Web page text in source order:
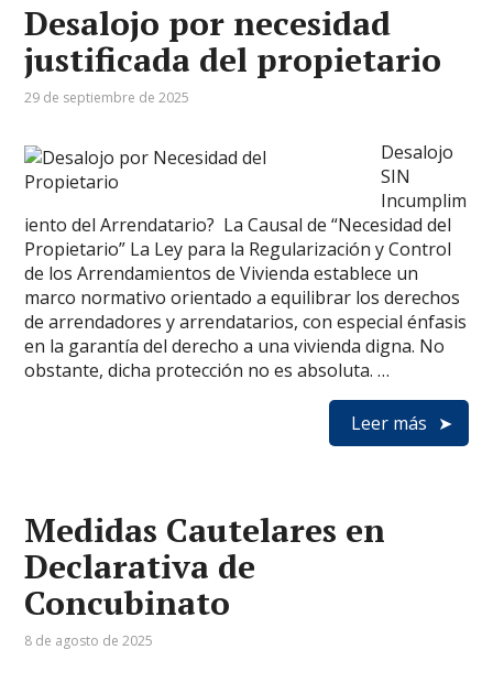
Desalojo por necesidad
justificada del propietario
29 de septiembre de 2025
Desalojo
SIN
Incumplim
iento del Arrendatario? La Causal de “Necesidad del
Propietario” La Ley para la Regularización y Control
de los Arrendamientos de Vivienda establece un
marco normativo orientado a equilibrar los derechos
de arrendadores y arrendatarios, con especial énfasis
en la garantía del derecho a una vivienda digna. No
obstante, dicha protección no es absoluta. …
Leer más
Medidas Cautelares en
Declarativa de
Concubinato
8 de agosto de 2025